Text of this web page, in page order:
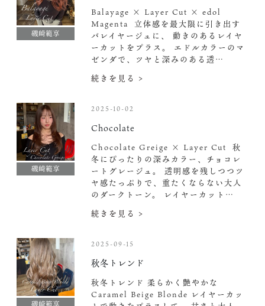
磯崎範享
Balayage × Layer Cut × edol
Magenta ️ 立体感を最大限に引き出す
バレイヤージュに、 動きのあるレイヤ
ーカットをプラス。 エドルカラーのマ
ゼンダで、ツヤと深みのある透…
続きを見る >
磯崎範享
2025-10-02
Chocolate
Chocolate Greige × Layer Cut ️ 秋
冬にぴったりの深みカラー、チョコレ
ートグレージュ。 透明感を残しつつツ
ヤ感たっぷりで、重たくならない大人
のダークトーン。 レイヤーカット…
続きを見る >
磯崎範享
2025-09-15
秋冬トレンド
秋冬トレンド 柔らかく艶やかな
Caramel Beige Blonde レイヤーカッ